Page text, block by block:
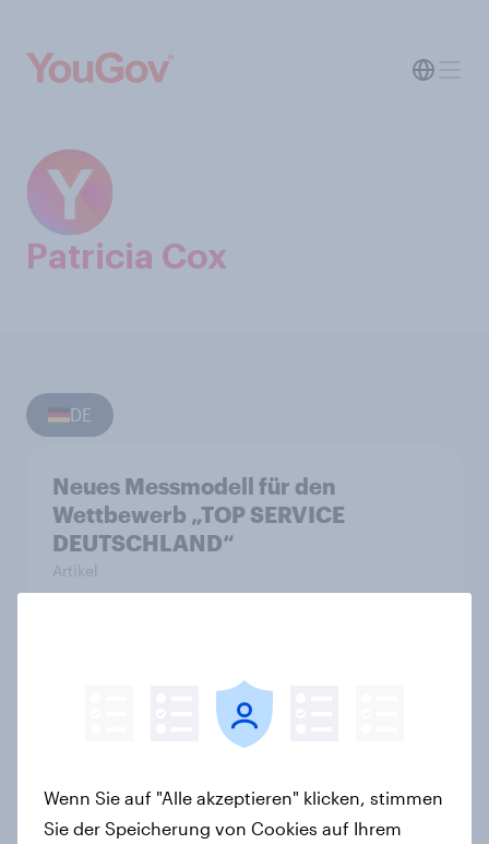
Patricia Cox
DE
Neues Messmodell für den
Wettbewerb „TOP SERVICE
DEUTSCHLAND“
Artikel
Umfrage: Jeder vierte Service-
Anruf mit ausreichend beurteilt
Weiterhin exzellente
Wenn Sie auf "Alle akzeptieren" klicken, stimmen
Sie der Speicherung von Cookies auf Ihrem